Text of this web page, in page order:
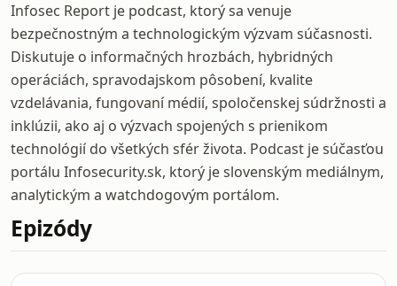
Infosec Report je podcast, ktorý sa venuje
bezpečnostným a technologickým výzvam súčasnosti.
Diskutuje o informačných hrozbách, hybridných
operáciách, spravodajskom pôsobení, kvalite
vzdelávania, fungovaní médií, spoločenskej súdržnosti a
inklúzii, ako aj o výzvach spojených s prienikom
technológií do všetkých sfér života. Podcast je súčasťou
portálu Infosecurity.sk, ktorý je slovenským mediálnym,
analytickým a watchdogovým portálom.
Epizódy